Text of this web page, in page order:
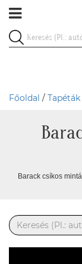
Főoldal / Tapéták
Barack csíkos